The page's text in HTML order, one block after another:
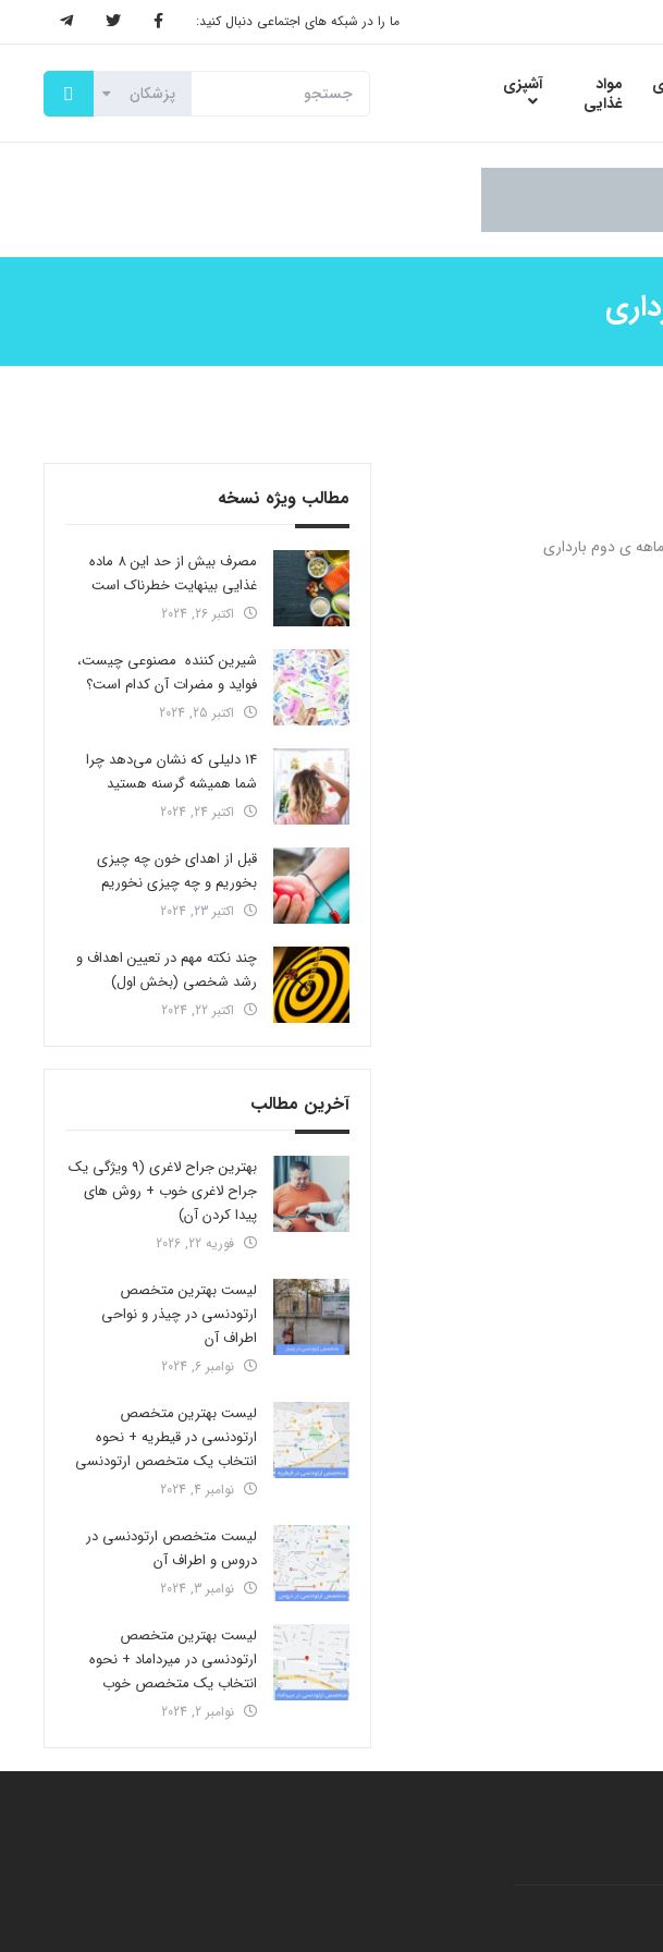
ما را در شبکه های اجتماعی دنبال کنید:
مواد
غذایی
آشپزی
در هفته سیزدهم بارداری ، از 3 ماهه ی اول عبور کرده اید و وارد 3 ماهه ی دوم بارداری
مطالب ویژه نسخه
مصرف بیش از حد این 8 ماده
غذایی بینهایت خطرناک است
اکتبر 26, 2024
شیرین کننده مصنوعی چیست،
فواید و مضرات آن کدام است؟
اکتبر 25, 2024
14 دلیلی که نشان می‌دهد چرا
شما همیشه گرسنه هستید
اکتبر 24, 2024
قبل از اهدای خون چه چیزی
بخوریم و چه چیزی نخوریم
اکتبر 23, 2024
چند نکته مهم در تعیین اهداف و
رشد شخصی (بخش اول)
اکتبر 22, 2024
آخرین مطالب
بهترین جراح لاغری (9 ویژگی یک
جراح لاغری خوب + روش های
پیدا کردن آن)
فوریه 22, 2026
لیست بهترین متخصص
ارتودنسی در چیذر و نواحی
اطراف آن
نوامبر 6, 2024
لیست بهترین متخصص
ارتودنسی در قیطریه + نحوه
انتخاب یک متخصص ارتودنسی
نوامبر 4, 2024
لیست متخصص ارتودنسی در
دروس و اطراف آن
نوامبر 3, 2024
لیست بهترین متخصص
ارتودنسی در میرداماد + نحوه
انتخاب یک متخصص خوب
نوامبر 2, 2024